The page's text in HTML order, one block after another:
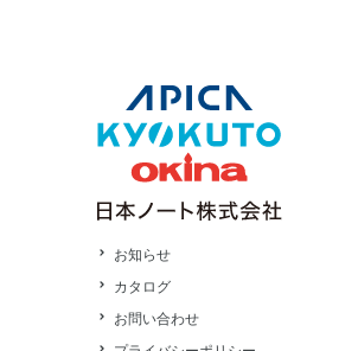
お知らせ
カタログ
お問い合わせ